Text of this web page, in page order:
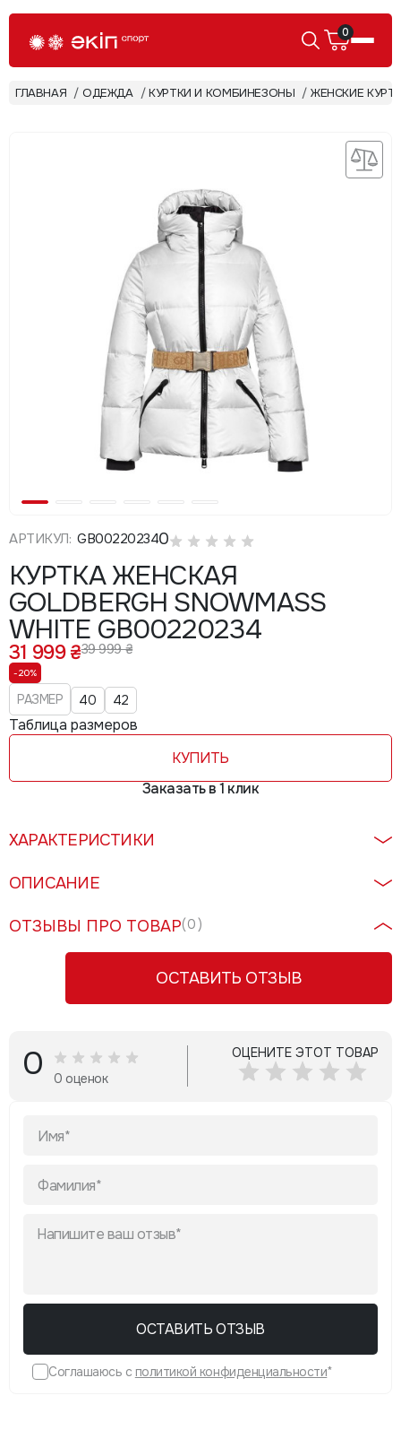
0
ГЛАВНАЯ ОДЕЖДА КУРТКИ И КОМБИНЕЗОНЫ ЖЕНСКИЕ
АРТИКУЛ: GB002202340
КУРТКА ЖЕНСКАЯ
GOLDBERGH SNOWMASS
WHITE GB00220234
31 999 ₴39 999 ₴
-20%
РАЗМЕР 40 42
Таблица размеров
КУПИТЬ
Заказать в 1 клик
ХАРАКТЕРИСТИКИ
ОПИСАНИЕ
ОТЗЫВЫ ПРО ТОВАР( 0 )
ОСТАВИТЬ ОТЗЫВ
0 0 оценок
ОЦЕНИТЕ ЭТОТ ТОВАР
Имя*
Фамилия*
ОСТАВИТЬ ОТЗЫВ
Соглашаюсь с политикой конфиденциальности*